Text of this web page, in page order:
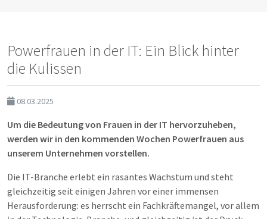
Powerfrauen in der IT: Ein Blick hinter
die Kulissen
08.03.2025
Um die Bedeutung von Frauen in der IT hervorzuheben,
werden wir in den kommenden Wochen Powerfrauen aus
unserem Unternehmen vorstellen.
Die IT-Branche erlebt ein rasantes Wachstum und steht
gleichzeitig seit einigen Jahren vor einer immensen
Herausforderung: es herrscht ein Fachkräftemangel, vor allem